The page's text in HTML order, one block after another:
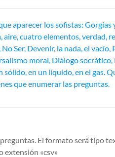
aparecer los sofistas: Gorgias
cuatro elementos, verdad,
Ser, Devenir, la nada, el vacío,
moral, Diálogo
en un líquido, en el gas.
que enumerar las preguntas.
El formato será tipo
extensión «csv»